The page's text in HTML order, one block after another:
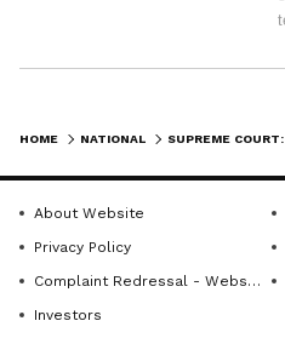
4
5
HOME NATIONAL
About Website
Privacy Policy
Complaint Redressal - Website
Investors